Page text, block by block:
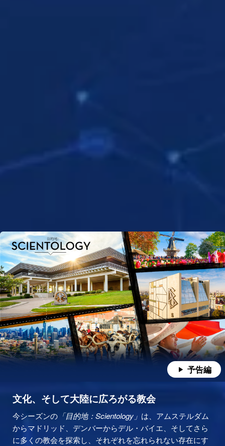
予告編
文化、そして大陸に広ろがる教会
今シーズンの 「目的地：Scientology」 は、アムステルダム
からマドリッド、デンバーからデル・バイエ、そしてさら
に多くの教会を探索し、それぞれを忘れられない存在にす